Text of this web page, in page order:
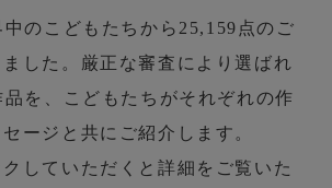
のこどもたちから25,159点のご
した。厳正な審査により選ばれ
を、こどもたちがそれぞれの作
ージと共にご紹介します。
していただくと詳細をご覧いた